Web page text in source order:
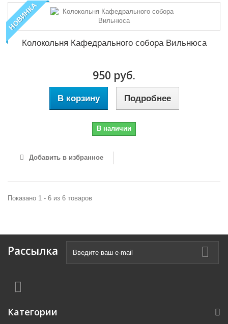
НОВИНКА
Колокольня Кафедрального собора Вильнюса
950 руб.
В корзину Подробнее
В наличии
Добавить в избранное
Показано 1 - 6 из 6 товаров
Рассылка
Категории